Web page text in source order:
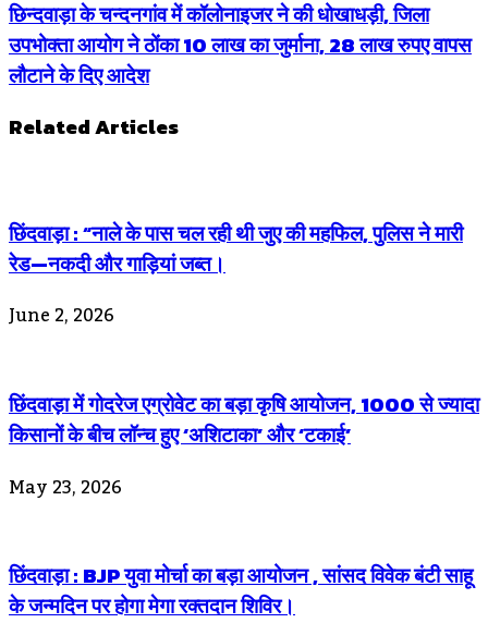
छिन्दवाड़ा के चन्दनगांव में कॉलोनाइजर ने की धोखाधड़ी, जिला
उपभोक्ता आयोग ने ठोंका 10 लाख का जुर्माना, 28 लाख रुपए वापस
लौटाने के दिए आदेश
Related Articles
छिंदवाड़ा : “नाले के पास चल रही थी जुए की महफिल, पुलिस ने मारी
रेड—नकदी और गाड़ियां जब्त।
June 2, 2026
छिंदवाड़ा में गोदरेज एग्रोवेट का बड़ा कृषि आयोजन, 1000 से ज्यादा
किसानों के बीच लॉन्च हुए ‘अशिटाका’ और ‘टकाई’
May 23, 2026
छिंदवाड़ा : BJP युवा मोर्चा का बड़ा आयोजन , सांसद विवेक बंटी साहू
के जन्मदिन पर होगा मेगा रक्तदान शिविर।